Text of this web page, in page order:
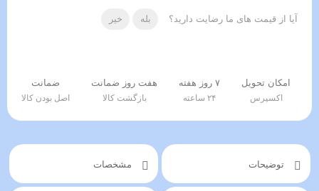
آیا از قیمت های ما رضایت دارید؟ بله خیر
امکان تحویل
اکسپرس
۷ روز هفته
۲۴ ساعته
هفت روز ضمانت
بازگشت کالا
ضمانت
اصل بودن کالا
توضیحات مشخصات